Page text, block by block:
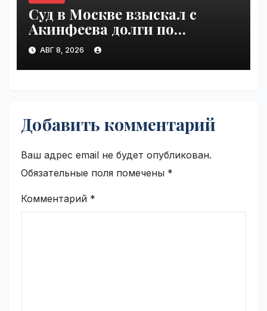
Суд в Москве взыскал с
Акинфеева долги по
коммунальным платежам |
VseTime.ru
АВГ 8, 2026
Добавить комментарий
Ваш адрес email не будет опубликован.
Обязательные поля помечены *
Комментарий *